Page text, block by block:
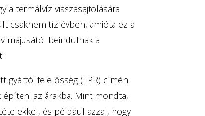
a termálvíz visszasajtolására
csaknem tíz évben, amióta ez a
májusától beindulnak a
gyártói felelősség (EPR) címén
az árakba. Mint mondta,
és például azzal, hogy